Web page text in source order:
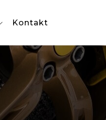
Kontakt